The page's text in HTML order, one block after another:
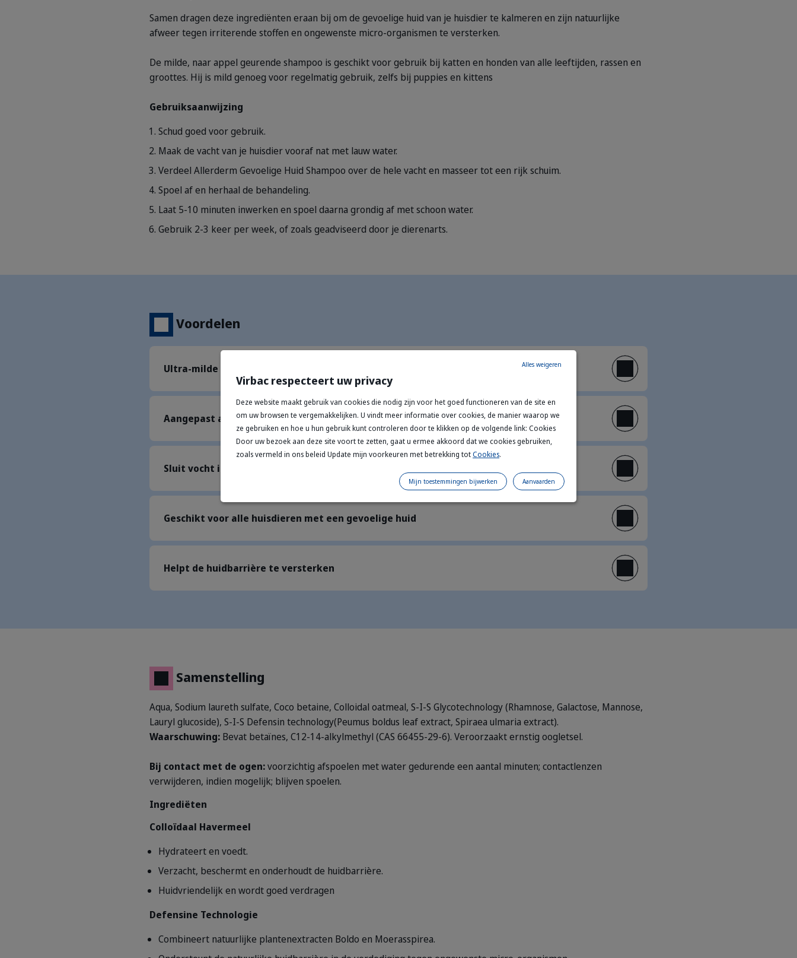
Samen dragen deze ingrediënten eraan bij om de gevoelige huid van je huisdier te kalmeren en zijn natuurlijke
afweer tegen irriterende stoffen en ongewenste micro-organismen te versterken.
De milde, naar appel geurende shampoo is geschikt voor gebruik bij katten en honden van alle leeftijden, rassen en
groottes. Hij is mild genoeg voor regelmatig gebruik, zelfs bij puppies en kittens
Gebruiksaanwijzing
Schud goed voor gebruik.
Maak de vacht van je huisdier vooraf nat met lauw water.
Verdeel Allerderm Gevoelige Huid Shampoo over de hele vacht en masseer tot een rijk schuim.
Spoel af en herhaal de behandeling.
Laat 5-10 minuten inwerken en spoel daarna grondig af met schoon water.
Gebruik 2-3 keer per week, of zoals geadviseerd door je dierenarts.
Voordelen
Ultra-milde formule
Aangepast aan de gevoelige huid
Sluit vocht in
Geschikt voor alle huisdieren met een gevoelige huid
Helpt de huidbarrière te versterken
Samenstelling
Aqua, Sodium laureth sulfate, Coco betaine, Colloidal oatmeal, S-I-S Glycotechnology (Rhamnose, Galactose, Mannose,
Lauryl glucoside), S-I-S Defensin technology(Peumus boldus leaf extract, Spiraea ulmaria extract).
Waarschuwing: Bevat betaïnes, C12-14-alkylmethyl (CAS 66455-29-6). Veroorzaakt ernstig oogletsel.
Bij contact met de ogen:voorzichtig afspoelen met water gedurende een aantal minuten; contactlenzen
verwijderen, indien mogelijk; blijven spoelen.
Ingrediëten
Colloïdaal Havermeel
Hydrateert en voedt.
Verzacht, beschermt en onderhoudt de huidbarrière.
Huidvriendelijk en wordt goed verdragen
Defensine Technologie
Combineert natuurlijke plantenextracten Boldo en Moerasspirea.
Virbac respecteert uw privacy
Deze website maakt gebruik van cookies die nodig zijn voor het goed functioneren van de site en
om uw browsen te vergemakkelijken. U vindt meer informatie over cookies, de manier waarop we
ze gebruiken en hoe u hun gebruik kunt controleren door te klikken op de volgende link: Cookies
Door uw bezoek aan deze site voort te zetten, gaat u ermee akkoord dat we cookies gebruiken,
zoals vermeld in ons beleid Update mijn voorkeuren met betrekking totCookies.
Alles weigeren
Aanvaarden
Mijn toestemmingen bijwerken